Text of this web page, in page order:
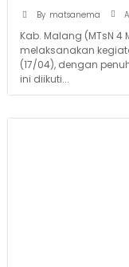
By matsanema
Kab. Malang (MTsN
melaksanakan
(17/04), dengan
ini diikuti...